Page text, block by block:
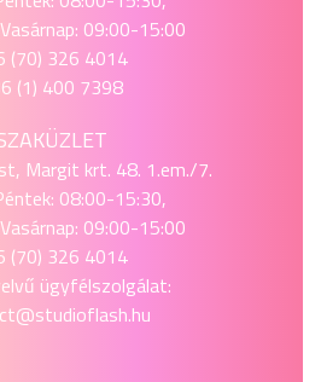
09:00-15:00
(70) 326 4014
(1) 400 7398
Margit krt. 48. 1.em./7.
08:00-15:30,
09:00-15:00
(70) 326 4014
ügyfélszolgálat: